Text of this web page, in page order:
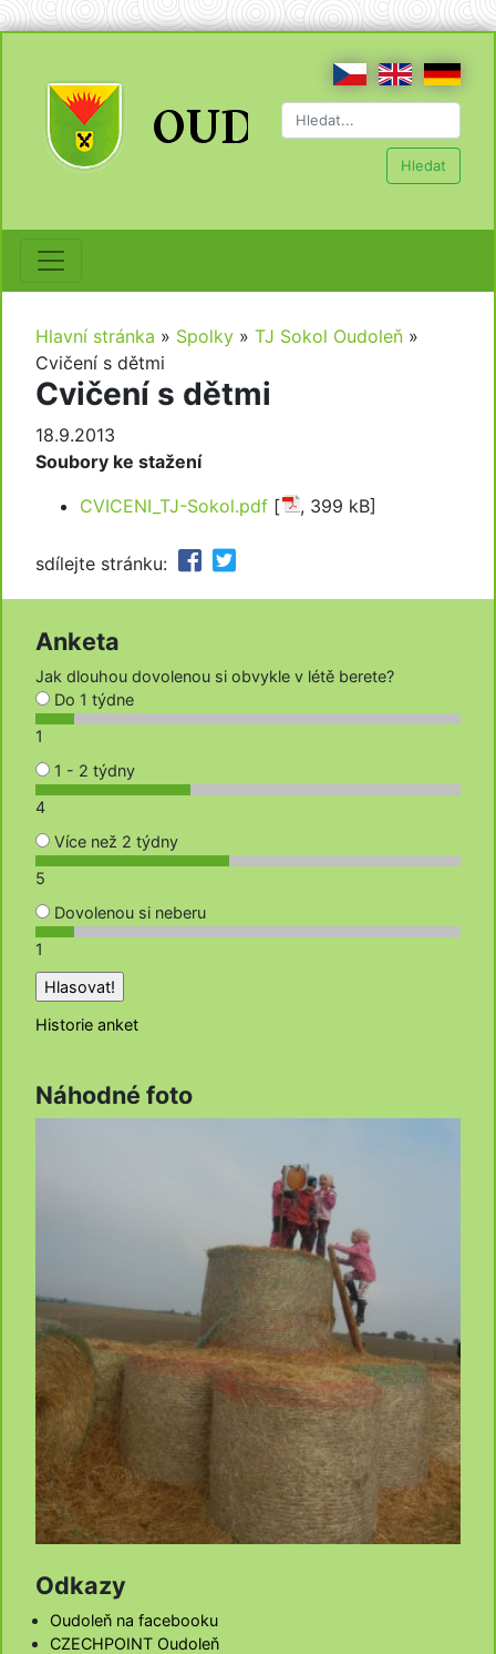
Hledat
Hlavní stránka » Spolky » TJ Sokol Oudoleň »
Cvičení s dětmi
Cvičení s dětmi
18.9.2013
Soubory ke stažení
CVICENI_TJ-Sokol.pdf [ , 399 kB]
sdílejte stránku:
Anketa
Jak dlouhou dovolenou si obvykle v létě berete?
Do 1 týdne
1
1 - 2 týdny
4
Více než 2 týdny
5
Dovolenou si neberu
1
Historie anket
Náhodné foto
Odkazy
Oudoleň na facebooku
CZECHPOINT Oudoleň